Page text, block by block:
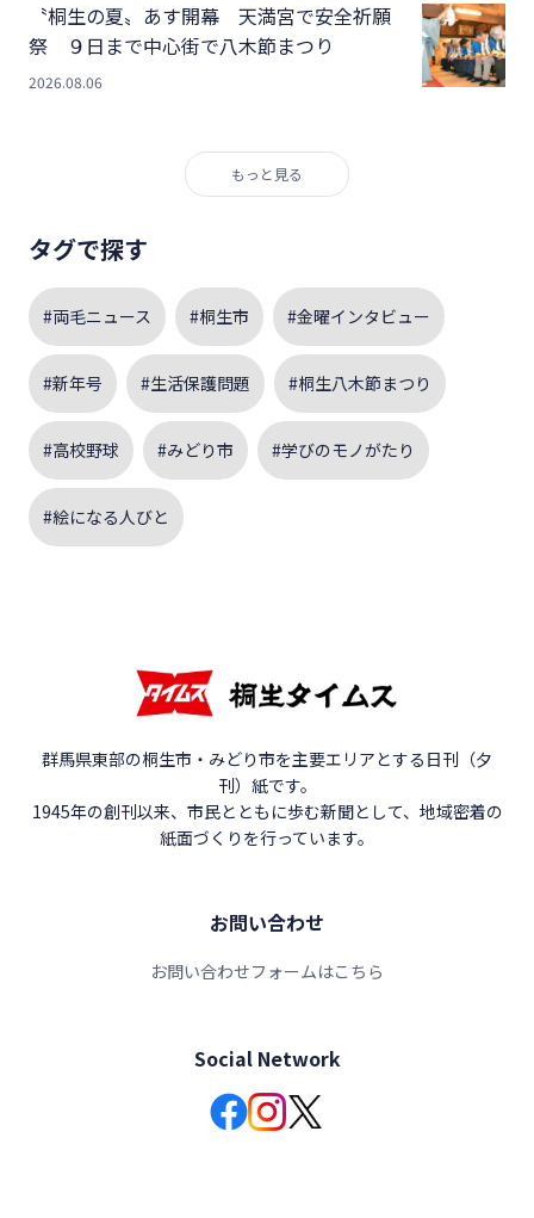
〝桐生の夏〟あす開幕 天満宮で安全祈願
祭 ９日まで中心街で八木節まつり
2026.08.06
もっと見る
タグで探す
#両毛ニュース #桐生市 #金曜インタビュー
#新年号 #生活保護問題 #桐生八木節まつり
#高校野球 #みどり市 #学びのモノがたり
#絵になる人びと
群馬県東部の桐生市・みどり市を主要エリアとする日刊（夕
刊）紙です。
1945年の創刊以来、市民とともに歩む新聞として、地域密着の
紙面づくりを行っています。
お問い合わせ
お問い合わせフォームはこちら
Social Network